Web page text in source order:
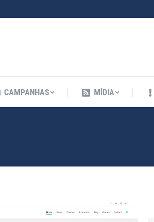
CAMPANHAS MÍDIA
CAMPANHAS MÍDIA